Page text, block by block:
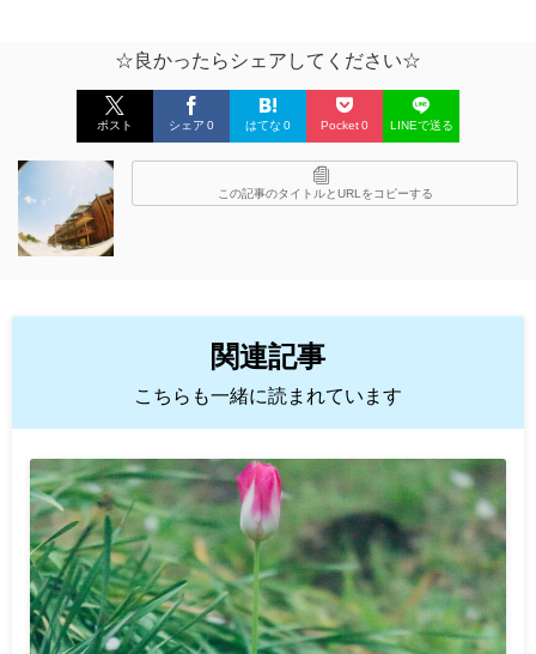
☆良かったらシェアしてください☆
ポスト シェア 0 はてな 0 Pocket0 LINEで送る
この記事のタイトルとURLをコピーする
関連記事
こちらも一緒に読まれています